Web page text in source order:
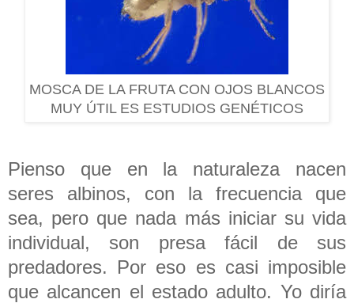
MOSCA DE LA FRUTA CON OJOS BLANCOS
MUY ÚTIL ES ESTUDIOS GENÉTICOS
Pienso que en la naturaleza nacen
seres albinos, con la frecuencia que
sea, pero que nada más iniciar su vida
individual, son presa fácil de sus
predadores. Por eso es casi imposible
que alcancen el estado adulto. Yo diría